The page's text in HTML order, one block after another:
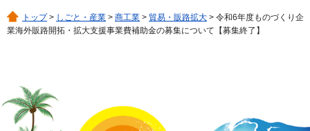
トップ> しごと・産業 > 商工業 > 貿易・販路拡大 > 令和6年度ものづくり企
業海外販路開拓・拡大支援事業費補助金の募集について【募集終了】